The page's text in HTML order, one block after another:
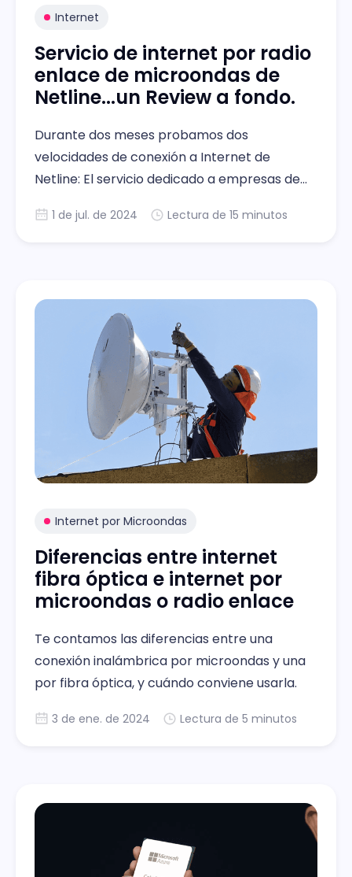
Internet
Servicio de internet por radio
enlace de microondas de
Netline...un Review a fondo.
Durante dos meses probamos dos
velocidades de conexión a Internet de
Netline: El servicio dedicado a empresas de
1 de jul. de 2024 Lectura de 15 minutos
Internet por Microondas
Diferencias entre internet
fibra óptica e internet por
microondas o radio enlace
Te contamos las diferencias entre una
conexión inalámbrica por microondas y una
por fibra óptica, y cuándo conviene usarla.
3 de ene. de 2024 Lectura de 5 minutos